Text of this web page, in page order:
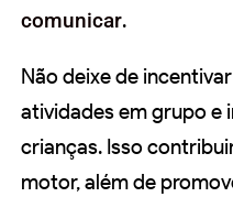
comunicar.
Não deixe de
atividades em grupo e
crianças. Isso
motor, além de